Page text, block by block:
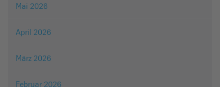
Mai 2026
April 2026
März 2026
Februar 2026